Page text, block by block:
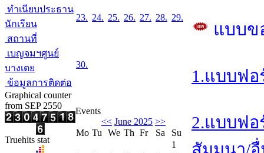
ทำเนียบประธาน
นักเรียน
สถานที่
เบญจมฯศูนย์
บางเตย
ข้อมูลการติดต่อ
Graphical counter
from SEP 2550
Truehits stat
23. 24. 25. 26. 27. 28. 29.
30.
Events
<< June 2025 >>
Mo Tu We Th Fr Sa
Su
1
แบบข
1.แบบฟ
2.แบบฟ